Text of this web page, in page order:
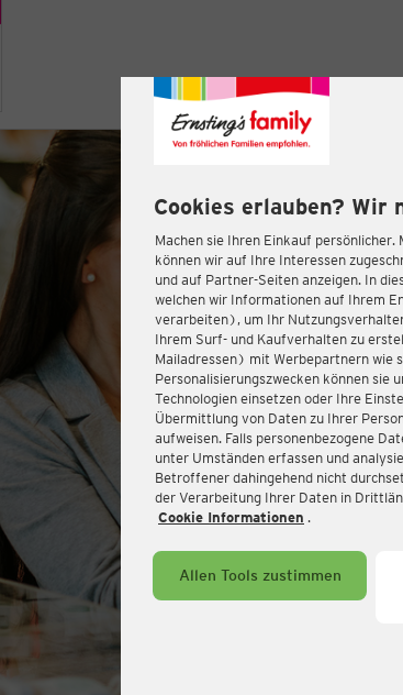
Cookies erlauben?
Machen sie Ihren Einkauf
können wir auf Ihre Interessen
und auf Partner-Seiten anzeigen. In
welchen wir Informationen auf Ihrem
verarbeiten), um Ihr
Ihrem Surf- und Kaufverhalten zu
Mailadressen) mit Werbepartnern wie
Personalisierungszwecken können sie
Technologien einsetzen oder Ihre
Übermittlung von Daten zu Ihrer
aufweisen. Falls personenbezogene
unter Umständen erfassen und
Betroffener dahingehend nicht
der Verarbeitung Ihrer Daten in
Cookie Informationen .
Allen Tools zustimmen